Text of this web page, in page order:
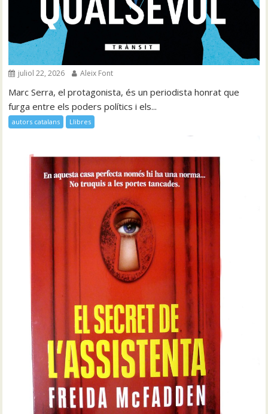
juliol 22, 2026 Aleix Font
Marc Serra, el protagonista, és un periodista honrat que
furga entre els poders polítics i els...
autors catalans Llibres